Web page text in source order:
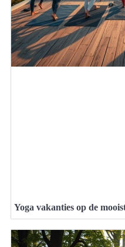
Yoga vakanties op de